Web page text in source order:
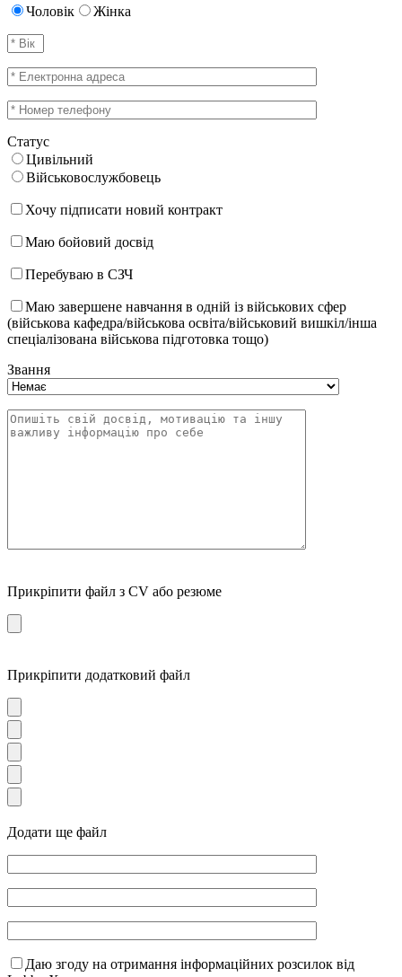
Чоловік Жінка
Статус
Цивільний
Військовослужбовець
Хочу підписати новий контракт
Маю бойовий досвід
Перебуваю в СЗЧ
Маю завершене навчання в одній із військових сфер
(військова кафедра/військова освіта/військовий вишкіл/інша
спеціалізована військова підготовка тощо)
Звання
Прикріпити файл з CV або резюме
Прикріпити додатковий файл
Додати ще файл
Даю згоду на отримання інформаційних розсилок від